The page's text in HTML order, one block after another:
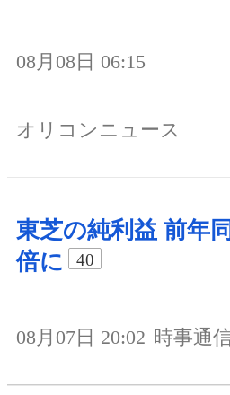
08月08日 06:15
オリコンニュース
東芝の純利益 前年
倍に
40
08月07日 20:02 時事通